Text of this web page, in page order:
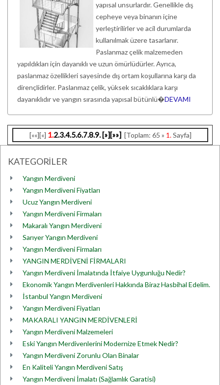
yapısal unsurlardır. Genellikle dış
cepheye veya binanın içine
yerleştirilirler ve acil durumlarda
kullanılmak üzere tasarlanır.
Paslanmaz çelik malzemeden
yapıldıkları için dayanıklı ve uzun ömürlüdürler. Ayrıca,
paslanmaz özellikleri sayesinde dış ortam koşullarına karşı da
dirençlidirler. Paslanmaz çelik, yüksek sıcaklıklara karşı
dayanıklıdır ve yangın sırasında yapısal bütünlü�DEVAMI
[««][«] 1.2.3.4.5.6.7.8.9.[»][»»] [Toplam: 65 » 1.Sayfa]
KATEGORİLER
Yangın Merdiveni
Yangın Merdiveni Fiyatları
Ucuz Yangın Merdiveni
Yangın Merdiveni Firmaları
Makaralı Yangın Merdiveni
Sarıyer Yangın Merdiveni
Yangın Merdiveni Firmaları
YANGIN MERDİVENİ FİRMALARI
Yangın Merdiveni İmalatında İtfaiye Uygunluğu Nedir?
Ekonomik Yangın Merdivenleri Hakkında Biraz Hasbihal Edelim.
İstanbul Yangın Merdiveni
Yangın Merdiveni Fiyatları
MAKARALI YANGIN MERDİVENLERİ
Yangın Merdiveni Malzemeleri
Eski Yangın Merdivenlerini Modernize Etmek Nedir?
Yangın Merdiveni Zorunlu Olan Binalar
En Kaliteli Yangın Merdiveni Satış
Yangın Merdiveni İmalatı (Sağlamlık Garatisi)